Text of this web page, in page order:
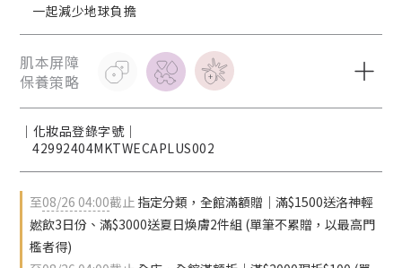
    一起減少地球負擔
肌本屏障
保養策略
｜化妝品登錄字號｜
42992404MKTWECAPLUS002​
至08/26 04:00截止 指定分類，全館滿額贈｜滿$1500送洛神輕
㜣飲3日份、滿$3000送夏日煥膚2件組 (單筆不累贈，以最高門
檻者得)